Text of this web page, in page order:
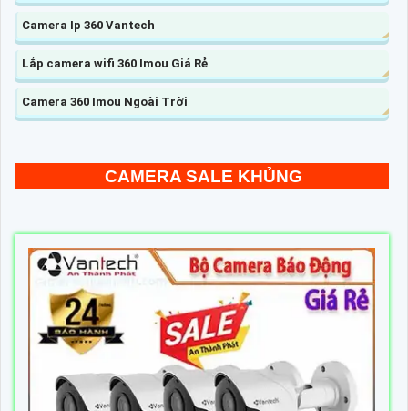
Camera Ip 360 Vantech
Lắp camera wifi 360 Imou Giá Rẻ
Camera 360 Imou Ngoài Trời
CAMERA SALE KHỦNG